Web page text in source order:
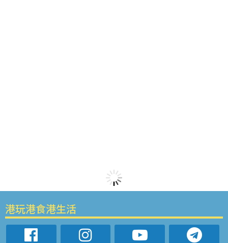
港玩港食港生活